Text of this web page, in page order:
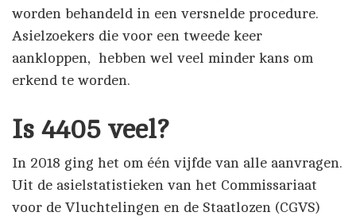
worden behandeld in een versnelde procedure.
Asielzoekers die voor een tweede keer
aankloppen, hebben wel veel minder kans om
erkend te worden.
Is 4405 veel?
In 2018 ging het om één vijfde van alle aanvragen.
Uit de asielstatistieken van het Commissariaat
voor de Vluchtelingen en de Staatlozen (CGVS)